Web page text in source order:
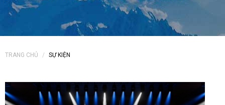
TRANG CHỦ SỰ KIỆN